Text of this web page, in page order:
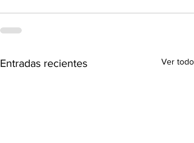
Entradas recientes Ver todo